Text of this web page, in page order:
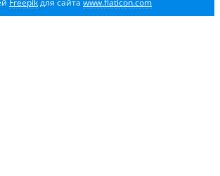
Freepikдля сайта www.flaticon.com